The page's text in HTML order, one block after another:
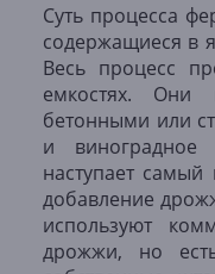
Суть процесса
содержащиеся в
Весь процесс
емкостях. Они
бетонными или
и виноградное
наступает
добавление
используют
дрожжи, но